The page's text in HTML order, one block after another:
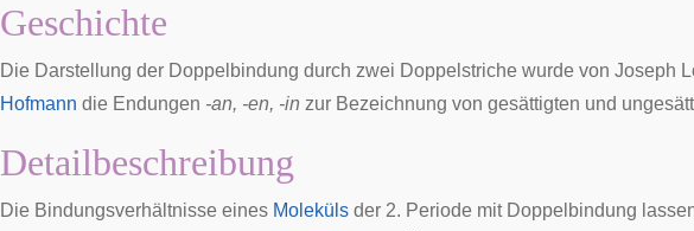
Geschichte
Die Darstellung der Doppelbindung durch zwei Doppelstriche wurde von Joseph
Hofmann die Endungen -an, -en, -in zur Bezeichnung von gesättigten und
Detailbeschreibung
Die Bindungsverhältnisse eines Moleküls der 2. Periode mit Doppelbindung